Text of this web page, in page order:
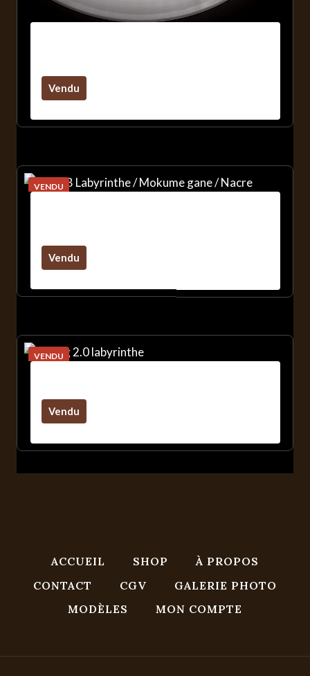
Vendu
VENDU
Vendu
VENDU
Vendu
ACCUEIL SHOP
À PROPOS
CONTACT
CGV
GALERIE PHOTO
MODÈLES
MON COMPTE